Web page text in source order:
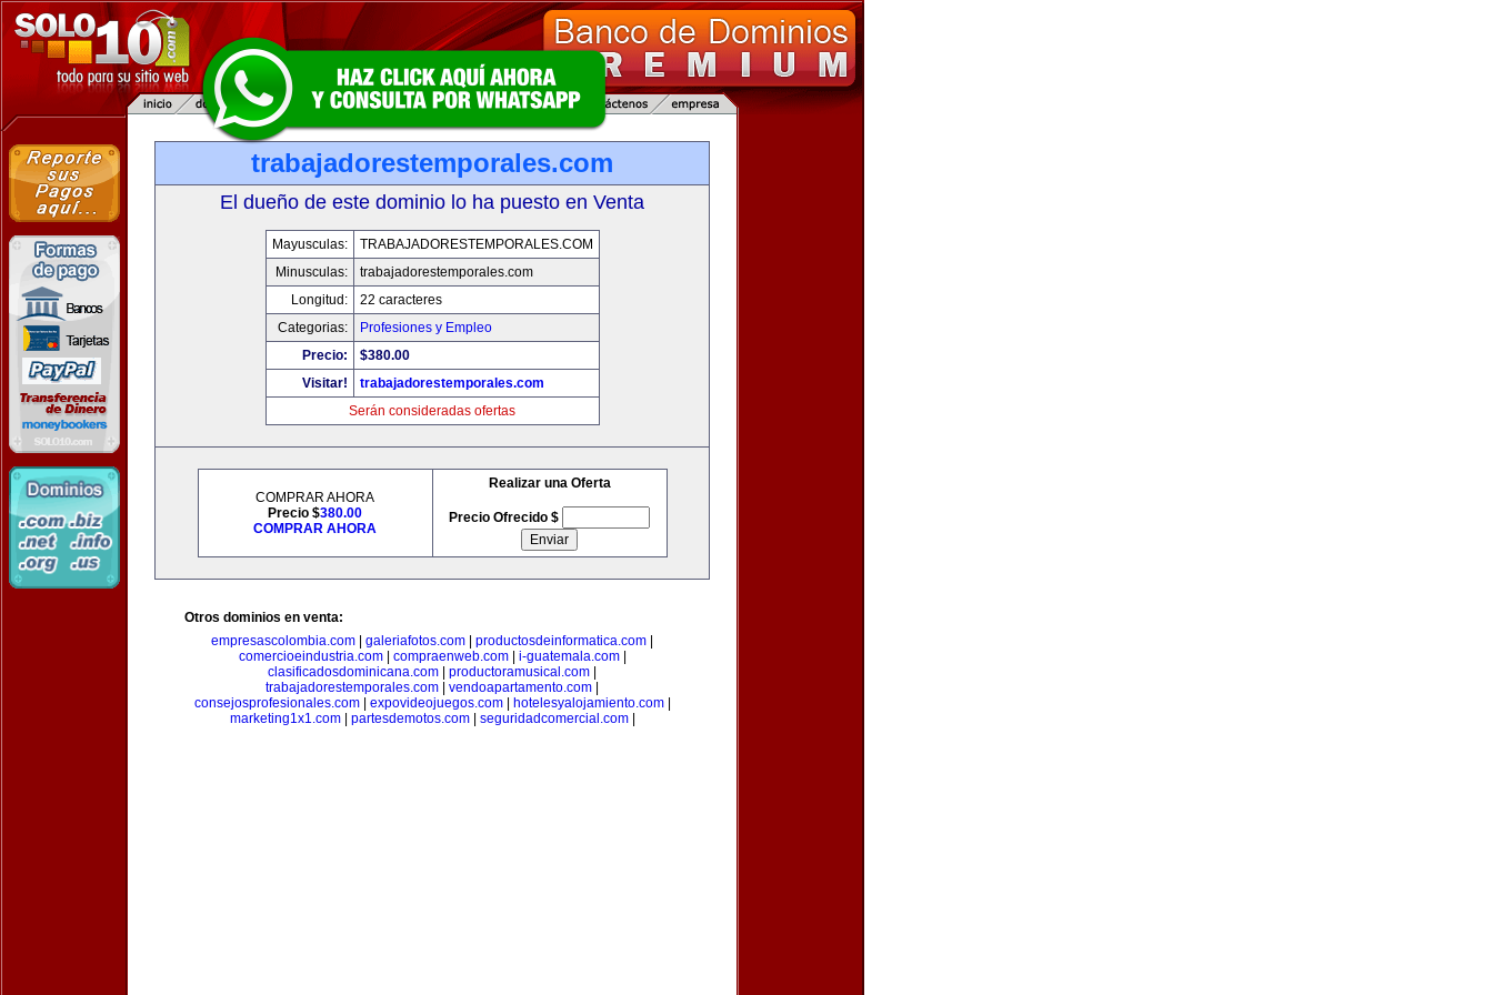
trabajadorestemporales.com
El dueño de este dominio lo ha puesto en Venta
Mayusculas:
TRABAJADORESTEMPORALES.COM
Minusculas:
trabajadorestemporales.com
Longitud:
22 caracteres
Categorias:
Profesiones y Empleo
Precio:
$380.00
Visitar!
trabajadorestemporales.com
Serán consideradas ofertas
COMPRAR AHORA
Precio $380.00
COMPRAR AHORA
Realizar una Oferta
Precio Ofrecido $
Otros dominios en venta:
empresascolombia.com
galeriafotos.com productosdeinformatica.com
comercioeindustria.com| compraenweb.com| i-guatemala.com|
clasificadosdominicana.com
productoramusical.com
trabajadorestemporales.com
vendoapartamento.com
consejosprofesionales.com| expovideojuegos.com| hotelesyalojamiento.com|
marketing1x1.com| partesdemotos.com| seguridadcomercial.com|